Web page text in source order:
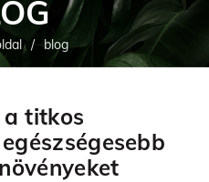
blog
titkos